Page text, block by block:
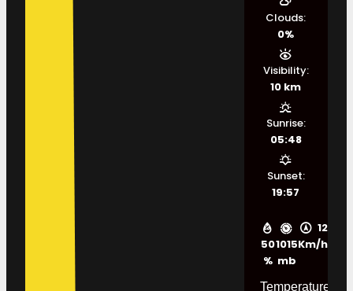
50
%
1015
mb
12
Km/h
Clouds:
0%
Visibility:
10 km
Sunrise:
05:48
Sunset:
19:57